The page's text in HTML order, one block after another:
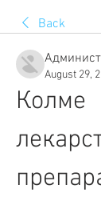
Back
August 29,
Колме